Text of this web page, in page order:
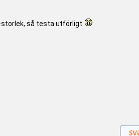
storlek, så testa utförligt